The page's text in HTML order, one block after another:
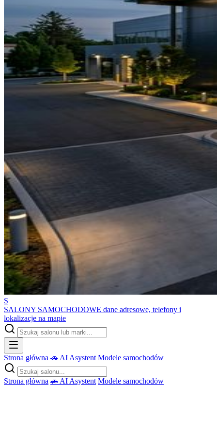
S
SALONY SAMOCHODOWE dane adresowe, telefony i
lokalizacje na mapie
Strona główna 🚗 AI Asystent Modele samochodów
Strona główna 🚗 AI Asystent Modele samochodów